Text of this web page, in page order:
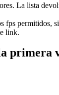
La lista
fps permitidos,
link.
primera